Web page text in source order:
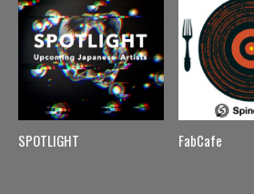
SPOTLIGHT FabCafe